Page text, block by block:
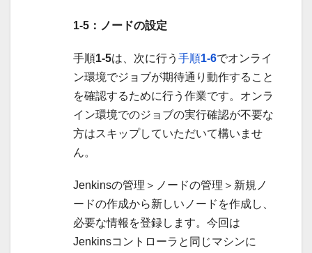
1-5：ノードの設定
手順1-5は、次に行う 手順1-6でオンライ
ン環境でジョブが期待通り動作すること
を確認するために行う作業です。オンラ
イン環境でのジョブの実行確認が不要な
方はスキップしていただいて構いませ
ん。
Jenkinsの管理＞ノードの管理＞新規ノ
ードの作成から新しいノードを作成し、
必要な情報を登録します。今回は
Jenkinsコントローラと同じマシンに